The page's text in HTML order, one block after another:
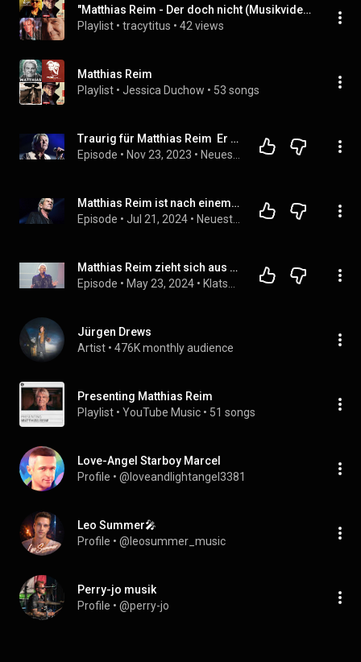
"Matthias Reim - Der doch nicht (Musikvideo)" (Mein Herz schlägt Schlager), ...
Playlist • tracytitus • 42 views
Matthias Reim
Playlist • Jessica Duchow • 53 songs
Traurig für Matthias Reim  Er konnte nicht auf die Bühne gehen, um aufzutreten
Episode • Nov 23, 2023 •
Matthias Reim ist nach einem Konzertabbruch enttäuscht!
Episode • Jul 21, 2024 •
Matthias Reim zieht sich aus der Schlagerwelt zurück!
Episode • May 23, 2024 •
Jürgen Drews
Artist • 476K monthly audience
Presenting Matthias Reim
Playlist • YouTube Music • 51 songs
Love-Angel Starboy Marcel
Profile • @loveandlightangel3381
Leo Summer🎤
Profile • @leosummer_music
Perry-jo musik
Profile • @perry-jo